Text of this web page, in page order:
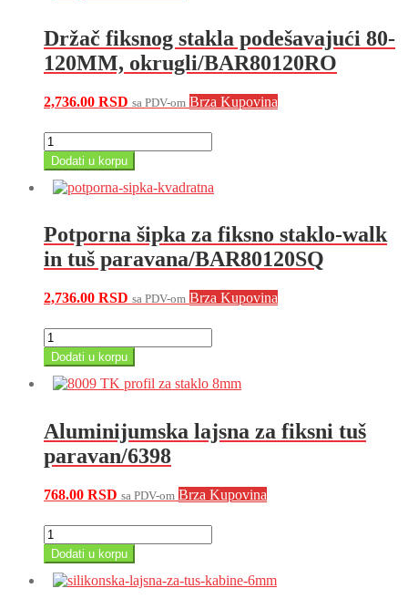
ATEUSLAMAG6200
količina
Držač fiksnog stakla podešavajući 80-
120MM, okrugli/BAR80120RO
2,736.00 RSD sa PDV-om Brza Kupovina
Držač
fiksnog
stakla
podešavajući
okrugli/BAR80120RO
količina
Dodati u korpu
Potporna šipka za fiksno staklo-walk
in tuš paravana/BAR80120SQ
2,736.00 RSD sa PDV-om Brza Kupovina
Potporna
šipka
za
fiksno
in
tuš
paravana/BAR80120SQ
Dodati u korpu
Aluminijumska lajsna za fiksni tuš
paravan/6398
768.00 RSD sa PDV-om Brza Kupovina
Aluminijumska
lajsna
za
fiksni
Dodati u korpu